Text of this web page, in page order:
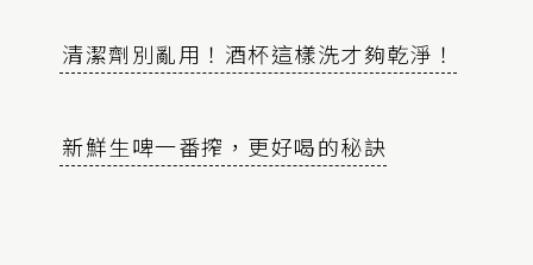
清潔劑別亂用！酒杯這樣洗才夠乾淨！
新鮮生啤一番搾，更好喝的秘訣